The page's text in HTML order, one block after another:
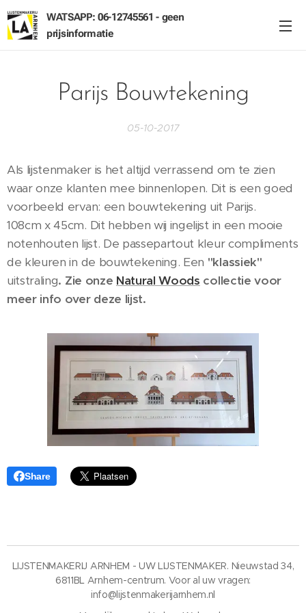
WATSAPP: 06-12745561 - geen
prijsinformatie
Parijs Bouwtekening
05-10-2017
Als lijstenmaker is het altijd verrassend om te zien
waar onze klanten mee binnenlopen. Dit is een goed
voorbeeld ervan: een bouwtekening uit Parijs.
108cm x 45cm. Dit hebben wij ingelijst in een mooie
notenhouten lijst. De passepartout kleur compliments
de kleuren in de bouwtekening. Een "klassiek"
uitstraling. Zie onze Natural Woods collectie voor
meer info over deze lijst.
Share
LIJSTENMAKERIJ ARNHEM - UW LIJSTENMAKER. Nieuwstad 34,
6811BL Arnhem-centrum. Voor al uw vragen:
info@lijstenmakerijarnhem.nl